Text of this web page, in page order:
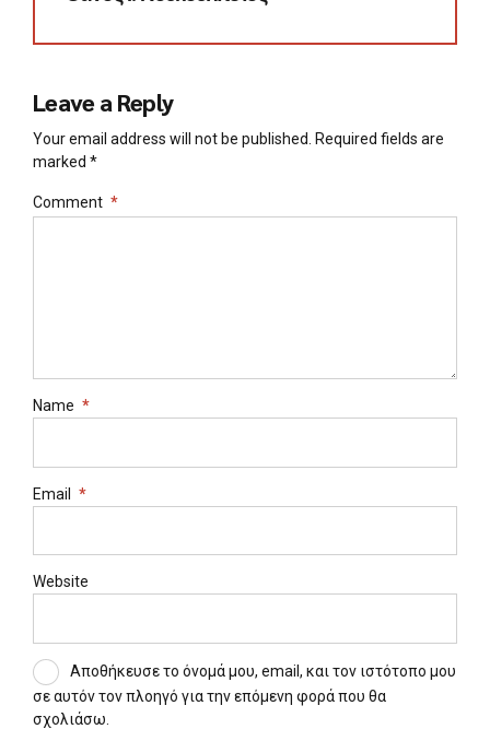
Leave a Reply
Your email address will not be published. Required fields are
marked *
Comment *
Name *
Email *
Website
Αποθήκευσε το όνομά μου, email, και τον ιστότοπο μου
σε αυτόν τον πλοηγό για την επόμενη φορά που θα
σχολιάσω.